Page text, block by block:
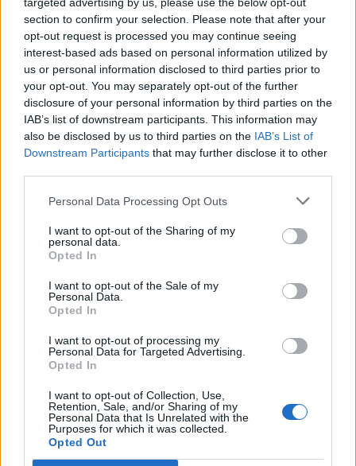
section to confirm your selection. Please note that after your
opt-out request is processed you may continue seeing
interest-based ads based on personal information utilized by
us or personal information disclosed to third parties prior to
your opt-out. You may separately opt-out of the further
disclosure of your personal information by third parties on the
IAB’s list of downstream participants. This information may
also be disclosed by us to third parties on the IAB’s List of
Downstream Participants that may further disclose it to other
Personal Data Processing Opt Outs
I want to opt-out of the Sharing of my
personal data.
Opted In
I want to opt-out of the Sale of my
Personal Data.
Opted In
I want to opt-out of processing my
Personal Data for Targeted Advertising.
Opted In
I want to opt-out of Collection, Use,
Retention, Sale, and/or Sharing of my
Personal Data that Is Unrelated with the
Purposes for which it was collected.
Opted Out
L’ancienne star du porno Brigitte Lahaie révèle le
montant de sa retraite !
31 mai 2024
Laisser un commentaire
Votre adresse e-mail ne sera pas publiée. Les champs
COMMENTAIRE*